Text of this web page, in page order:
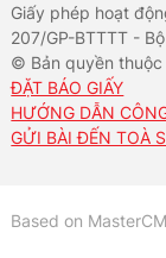
Giấy phép hoạt
207/GP-BTTTT -
© Bản quyền thuộc
ĐẶT BÁO GIẤY
HƯỚNG DẪN
GỬI BÀI ĐẾN TOÀ
Based on